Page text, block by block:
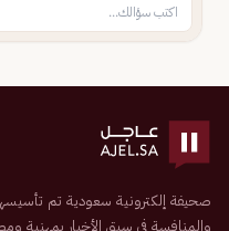
والمنافسة في سبق الأخبار بمهنية